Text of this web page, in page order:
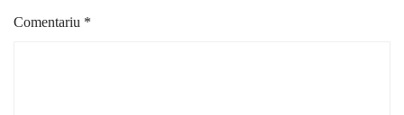
Comentariu *